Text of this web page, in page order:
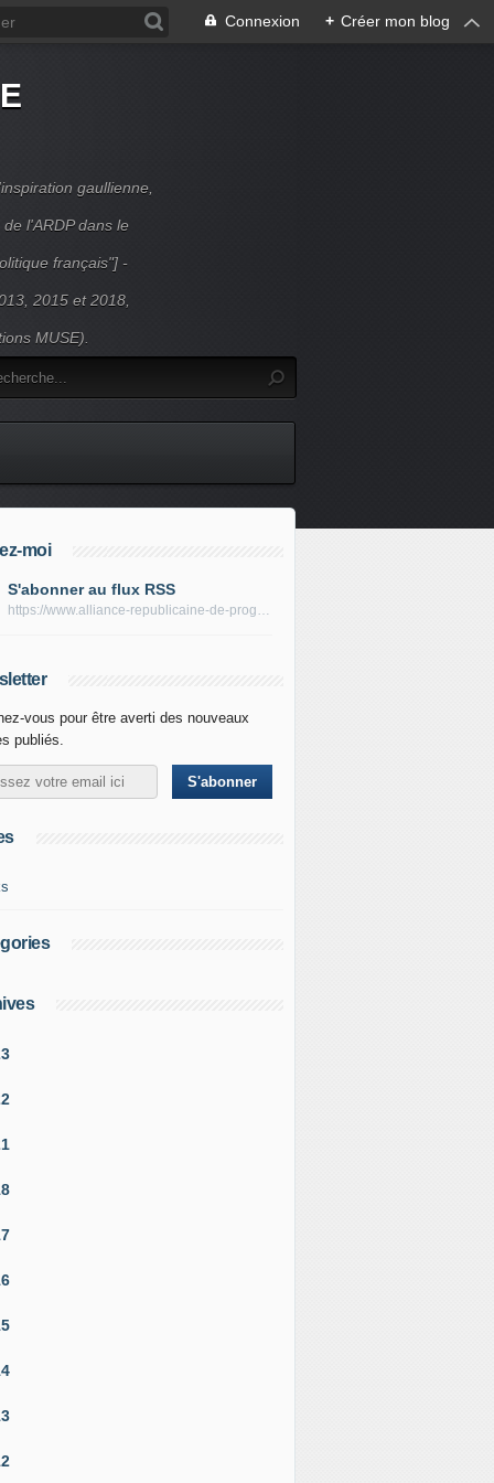
Connexion + Créer mon blog
gaullienne,
l'ARDP dans le
français"] -
2015 et 2018,
MUSE).
moi
S'abonner au flux RSS
https://www.alliance-republicaine-de-progres.com/rss
vous pour être averti des nouveaux
publiés.